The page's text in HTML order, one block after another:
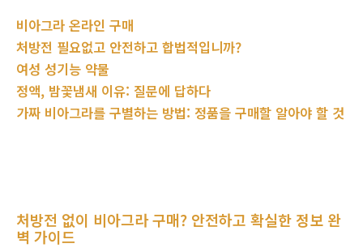
비아그라 온라인 구매
처방전 필요없고 안전하고 합법적입니까?
여성 성기능 약물
정액, 밤꽃냄새 이유: 질문에 답하다
가짜 비아그라를 구별하는 방법: 정품을 구매할 알아야 할 것
처방전 없이 비아그라 구매? 안전하고 확실한 정보 완
벽 가이드